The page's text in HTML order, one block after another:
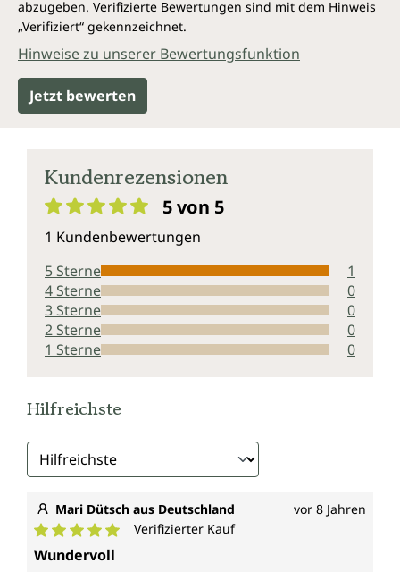
abzugeben. Verifizierte Bewertungen sind mit dem Hinweis
„Verifiziert“ gekennzeichnet.
Hinweise zu unserer Bewertungsfunktion
Jetzt bewerten
Kundenrezensionen
5 von 5
1 Kundenbewertungen
5 Sterne
1
4 Sterne
0
3 Sterne
0
2 Sterne
0
1 Sterne
0
Hilfreichste
Mari Dütsch aus Deutschland vor 8 Jahren
Durchschnittliche Bewertung von 5 von 5 Sternen
Verifizierter Kauf
Wundervoll